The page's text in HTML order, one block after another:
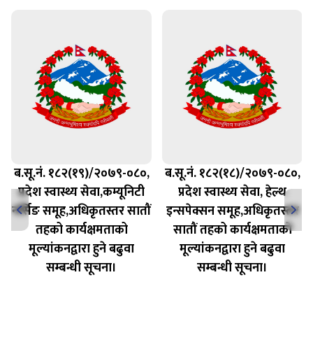
ब.सू.नं. १८२(१९)/२०७९-०८०,
प्रदेश स्वास्थ्य सेवा,कम्यूनिटी
नर्सिङ समूह,अधिकृतस्तर सातौं
तहको कार्यक्षमताको
मूल्यांकनद्वारा हुने बढुवा
सम्बन्धी सूचना।
ब.सू.नं. १८२(१८)/२०७९-०८०,
प्रदेश स्वास्थ्य सेवा, हेल्थ
इन्सपेक्सन समूह,अधिकृतस्तर
सातौं तहको कार्यक्षमताको
मूल्यांकनद्वारा हुने बढुवा
सम्बन्धी सूचना।